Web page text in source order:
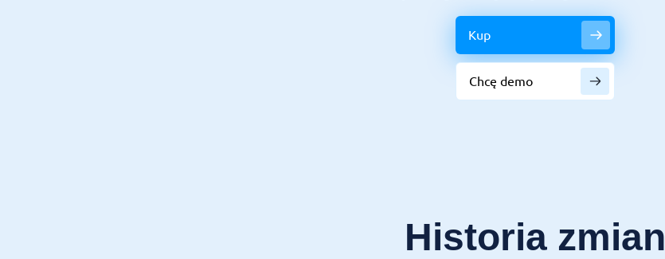
Kup
Chcę demo
Historia zmian